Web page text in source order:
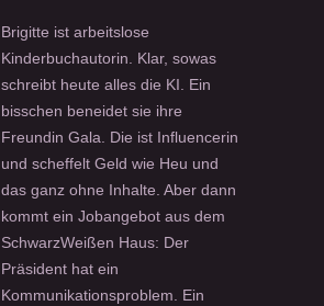
Brigitte ist arbeitslose
Kinderbuchautorin. Klar, sowas
schreibt heute alles die KI. Ein
bisschen beneidet sie ihre
Freundin Gala. Die ist Influencerin
und scheffelt Geld wie Heu und
das ganz ohne Inhalte. Aber dann
kommt ein Jobangebot aus dem
SchwarzWeißen Haus: Der
Präsident hat ein
Kommunikationsproblem. Ein